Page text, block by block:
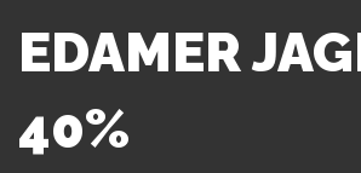
EDAMER
40%